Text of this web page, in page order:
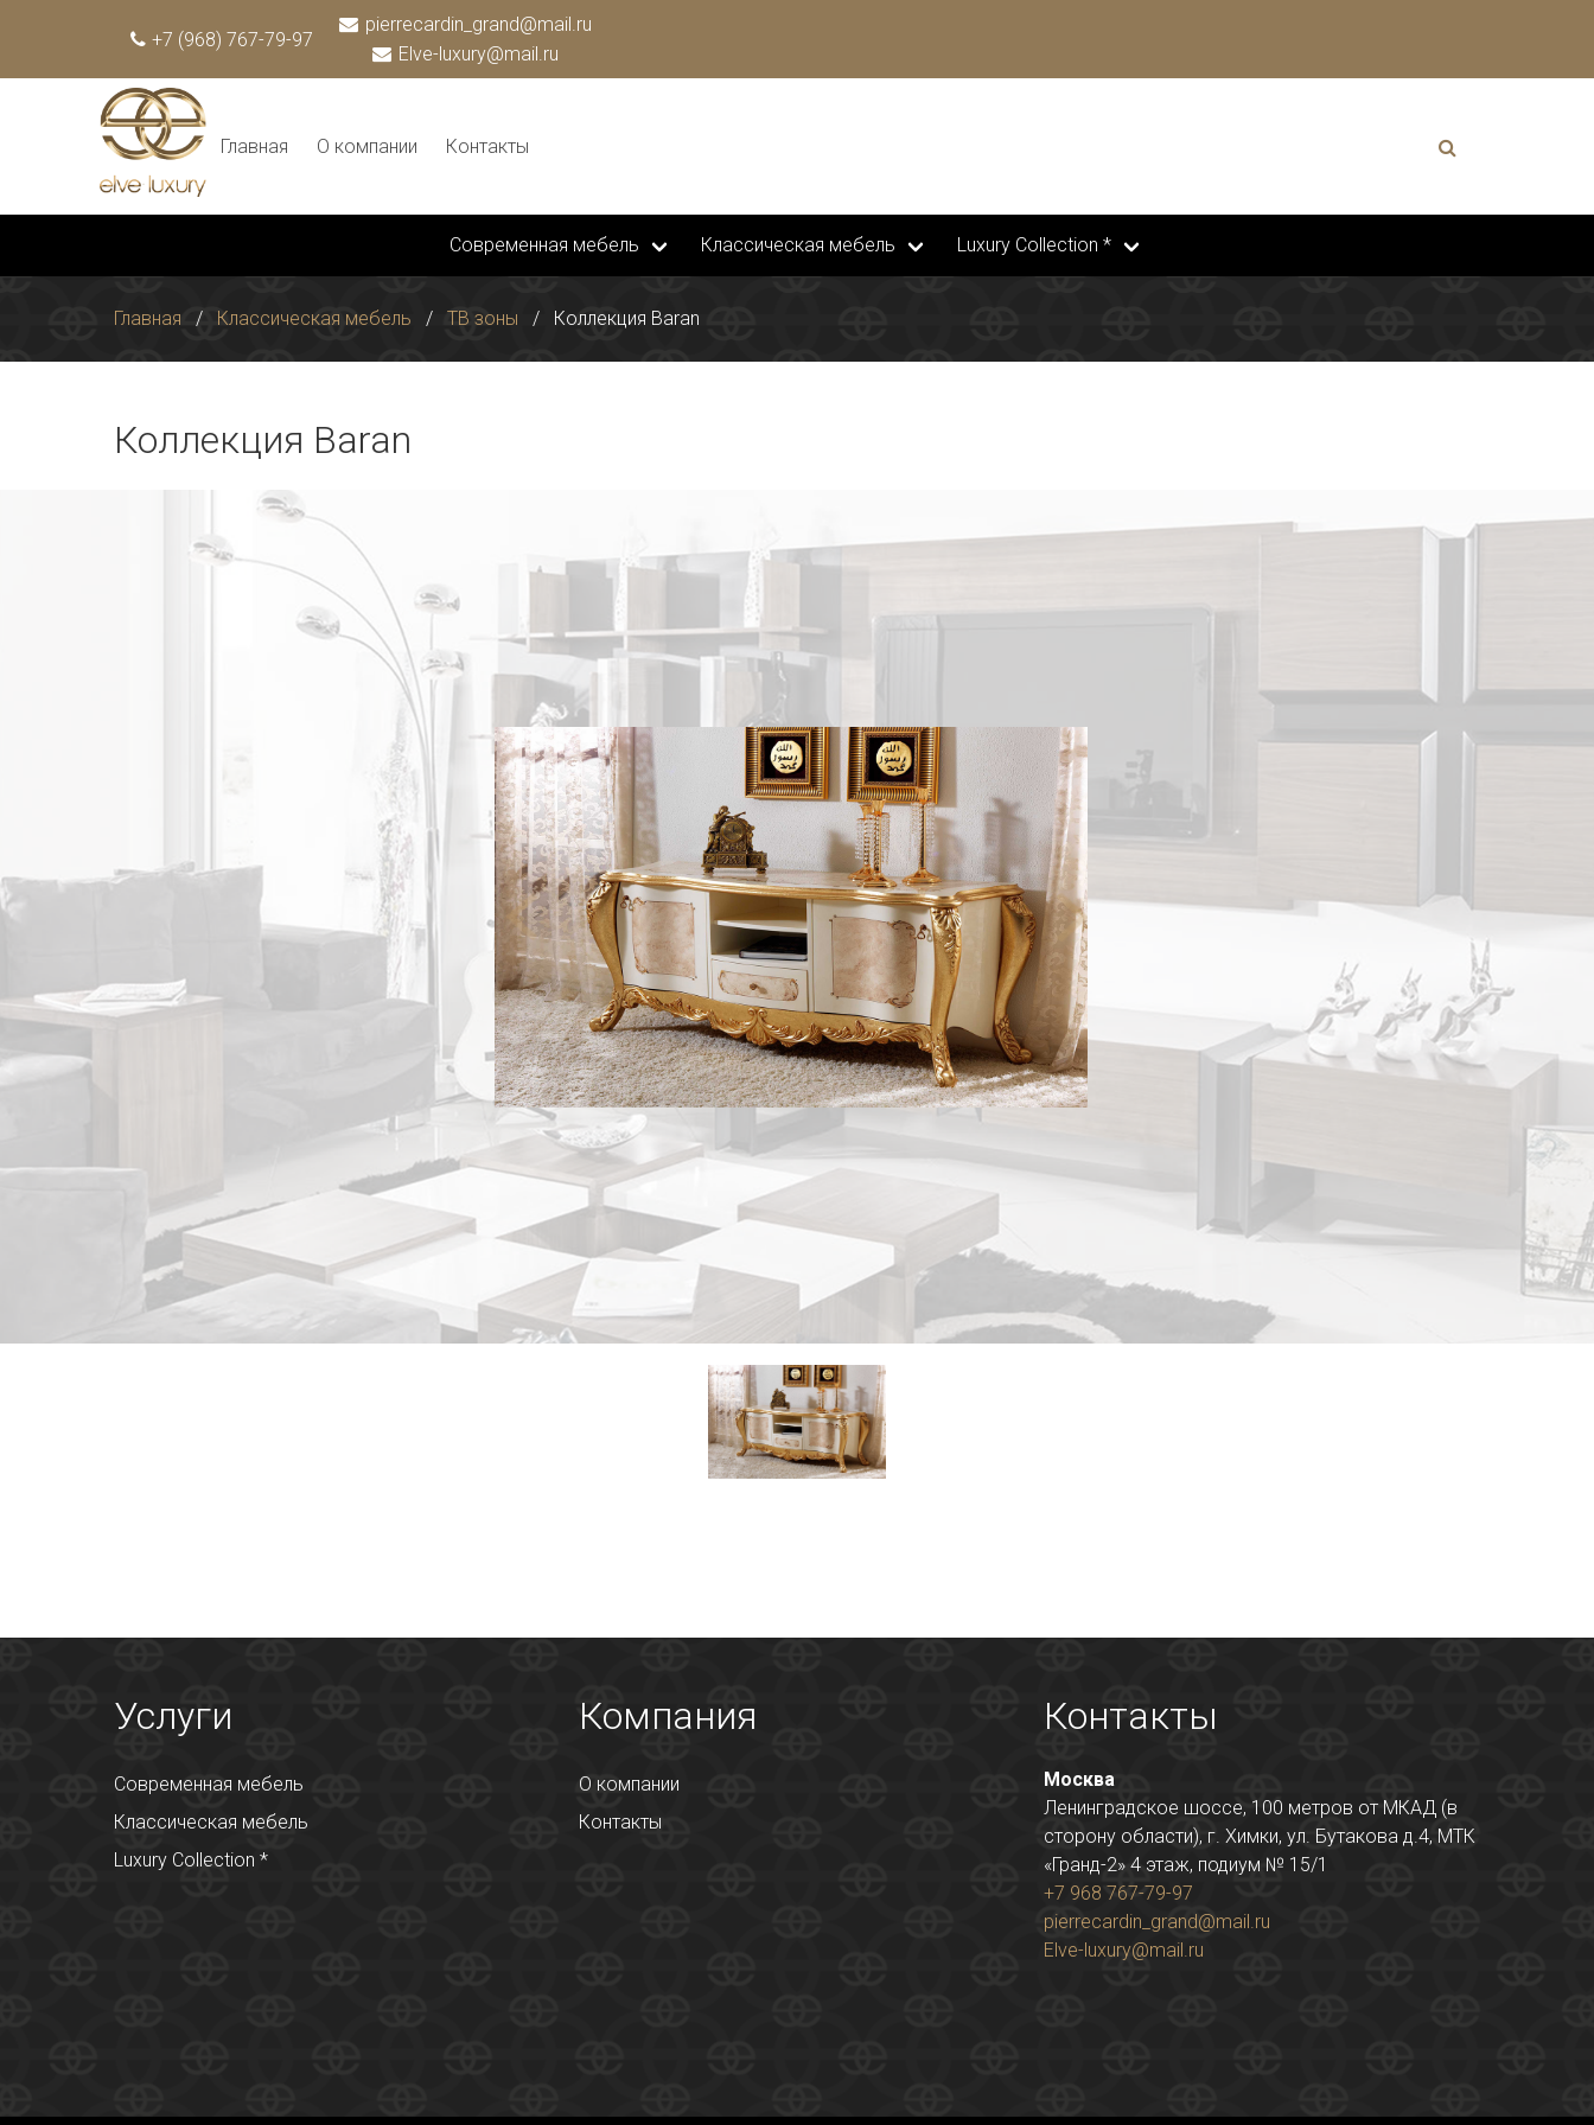
+7 (968) 767-79-97
pierrecardin_grand@mail.ru
Elve-luxury@mail.ru
Главная О компании Контакты
Современная мебель Классическая мебель Luxury Collection *
Главная Классическая мебель TВ зоны Коллекция Baran
Коллекция Baran
Услуги
Современная мебель
Классическая мебель
Luxury Collection *
Компания
О компании
Контакты
Контакты
Москва
Ленинградское шоссе, 100 метров от МКАД (в
сторону области), г. Химки, ул. Бутакова д.4, МТК
«Гранд-2» 4 этаж, подиум № 15/1
+7 968 767-79-97
pierrecardin_grand@mail.ru
Elve-luxury@mail.ru